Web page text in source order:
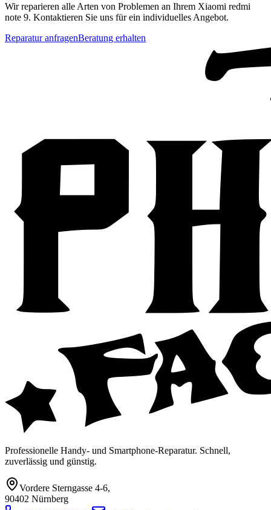
Wir reparieren alle Arten von Problemen an Ihrem Xiaomi redmi
note 9. Kontaktieren Sie uns für ein individuelles Angebot.
Reparatur anfragenBeratung erhalten
Professionelle Handy- und Smartphone-Reparatur. Schnell,
zuverlässig und günstig.
Vordere Sterngasse 4-6,
90402 Nürnberg